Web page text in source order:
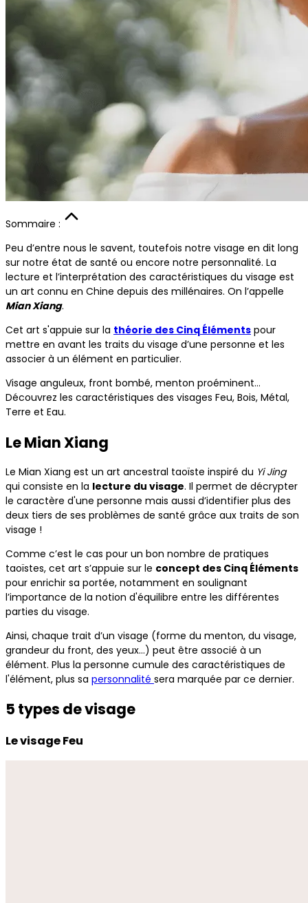
Sommaire :
Peu d’entre nous le savent, toutefois notre visage en dit long
sur notre état de santé ou encore notre personnalité. La
lecture et l’interprétation des caractéristiques du visage est
un art connu en Chine depuis des millénaires. On l’appelle
Mian Xiang.
Cet art s'appuie sur la théorie des Cinq Éléments pour
mettre en avant les traits du visage d’une personne et les
associer à un élément en particulier.
Visage anguleux, front bombé, menton proéminent…
Découvrez les caractéristiques des visages Feu, Bois, Métal,
Terre et Eau.
Le Mian Xiang
Le Mian Xiang est un art ancestral taoïste inspiré du Yi Jing
qui consiste en la lecture du visage. Il permet de décrypter
le caractère d'une personne mais aussi d’identifier plus des
deux tiers de ses problèmes de santé grâce aux traits de son
visage !
Comme c’est le cas pour un bon nombre de pratiques
taoïstes, cet art s’appuie sur le concept des Cinq Éléments
pour enrichir sa portée, notamment en soulignant
l’importance de la notion d'équilibre entre les différentes
parties du visage.
Ainsi, chaque trait d’un visage (forme du menton, du visage,
grandeur du front, des yeux…) peut être associé à un
élément. Plus la personne cumule des caractéristiques de
l'élément, plus sa personnalité sera marquée par ce dernier.
5 types de visage
Le visage Feu